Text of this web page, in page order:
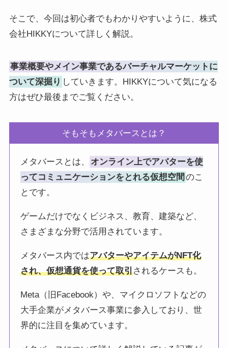
そこで、今回は初心者でもわかりやすいように、株式
会社HIKKYについて詳しく解説。
事業概要やメイン事業であるバーチャルマーケットに
ついて深掘り していきます。HIKKYについて気になる
方はぜひ最後までご覧ください。
そもそもメタバースとは？
メタバースとは、
オンライン上でアバターを使
ってコミュニケーションをとれる仮想空間 のこ
とです。
ゲームだけでなくビジネス、教育、建築など、
さまざまな分野で活用されています。
メタバース内ではアバターやアイテムがNFT化
され、仮想通貨を使って取引されるケースも。
Meta（旧Facebook）や、マイクロソフトなどの
大手企業がメタバース事業に参入しており、世
界的に注目を集めています。